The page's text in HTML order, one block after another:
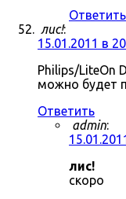
Ответить
лис!:
15.01.2011 в
Philips/LiteOn
можно будет
Ответить
admin:
лис!
скоро